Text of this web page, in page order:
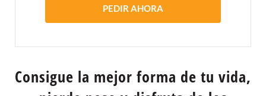
PEDIR AHORA
Consigue la mejor forma de tu vida,